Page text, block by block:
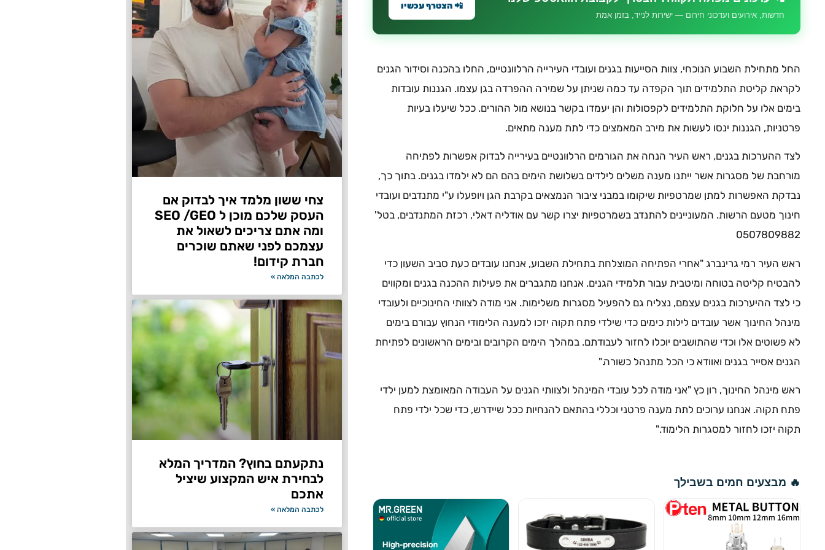
חדשות, אירועים ועדכוני חירום — ישירות לנייד, בזמן אמת
📲 הצטרף עכשיו
החל מתחילת השבוע הנוכחי, צוות הסייעות בגנים ועובדי העירייה הרלוונטיים, החלו בהכנה וסידור הגנים
לקראת קליטת התלמידים תוך הקפדה עד כמה שניתן על שמירה ההפרדה בגן עצמו. הגננות עובדות
בימים אלו על חלוקת התלמידים לקפסולות והן יעמדו בקשר בנושא מול ההורים. ככל שיעלו בעיות
פרטניות, הגננות ינסו לעשות את מירב המאמצים כדי לתת מענה מתאים.
לצד ההערכות בגנים, ראש העיר הנחה את הגורמים הרלוונטיים בעירייה לבדוק אפשרות לפתיחה
מורחבת של מסגרות אשר ייתנו מענה משלים לילדים בשלושת הימים בהם הם לא ילמדו בגנים. בתוך כך,
נבדקת האפשרות למתן שמרטפיות שיקומו במבני ציבור הנמצאים בקרבת הגן ויופעלו ע"י מתנדבים ועובדי
חינוך מטעם הרשות. המעוניינים להתנדב בשמרטפיות יצרו קשר עם אודליה דאלי, רכזת המתנדבים, בטל'
0507809882
ראש העיר רמי גרינברג "אחרי הפתיחה המוצלחת בתחילת השבוע, אנחנו עובדים כעת סביב השעון כדי
להבטיח קליטה בטוחה ומיטבית עבור תלמידי הגנים. אנחנו מתגברים את פעילות ההכנה בגנים ומקווים
כי לצד ההיערכות בגנים עצמם, נצליח גם להפעיל מסגרות משלימות. אני מודה לצוותי החינוכיים ולעובדי
מינהל החינוך אשר עובדים לילות כימים כדי שילדי פתח תקוה יזכו למענה הלימודי הנחוץ עבורם בימים
לא פשוטים אלו וכדי שהתושבים יוכלו לחזור לעבודתם. במהלך הימים הקרובים ובימים הראשונים לפתיחת
הגנים אסייר בגנים ואוודא כי הכל מתנהל כשורה."
ראש מינהל החינוך, רון כץ "אני מודה לכל עובדי המינהל ולצוותי הגנים על העבודה המאומצת למען ילדי
פתח תקוה. אנחנו ערוכים לתת מענה פרטני וכללי בהתאם להנחיות ככל שיידרש, כדי שכל ילדי פתח
תקוה יזכו לחזור למסגרות הלימוד."
🔥 מבצעים חמים בשבילך
צחי ששון מלמד איך לבדוק אם
העסק שלכם מוכן ל SEO /GEO
ומה אתם צריכים לשאול את
עצמכם לפני שאתם שוכרים
חברת קידום!
לכתבה המלאה »
נתקעתם בחוץ? המדריך המלא
לבחירת איש המקצוע שיציל
אתכם
לכתבה המלאה »